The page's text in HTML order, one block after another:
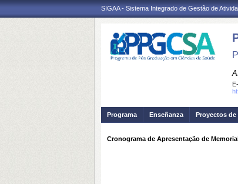
SIGAA - Sistema Integrado de Gestão de
Programa Enseñanza Proyectos
Cronograma de Apresentação de